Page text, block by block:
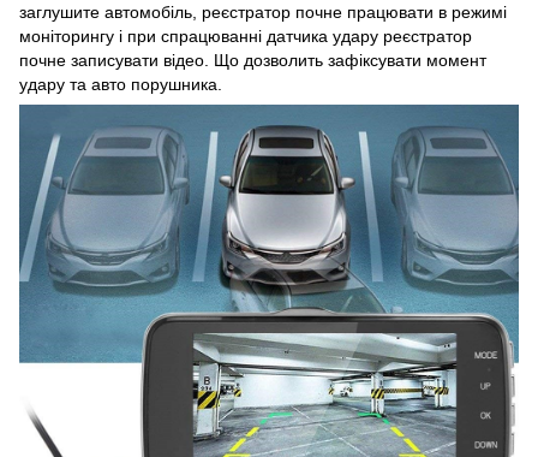
заглушите автомобіль, реєстратор почне працювати в режимі
моніторингу і при спрацюванні датчика удару реєстратор
почне записувати відео. Що дозволить зафіксувати момент
удару та авто порушника.